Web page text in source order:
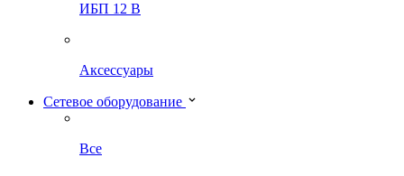
ИБП 12 В
Аксессуары
Сетевое оборудование
Все